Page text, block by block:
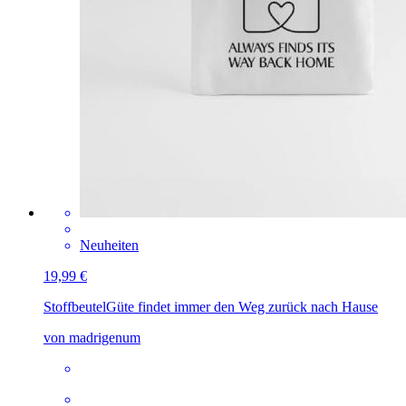
Neuheiten
19,99 €
StoffbeutelGüte findet immer den Weg zurück nach Hause
von madrigenum